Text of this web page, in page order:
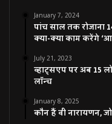
January 7, 2024
पांच साल तक रोजाना
क्या-क्या काम करेंगे
July 21, 2023
व्हाट्सएप पर अब 15
लॉन्च
January 8, 2025
कौन हैं वी नारायणन,